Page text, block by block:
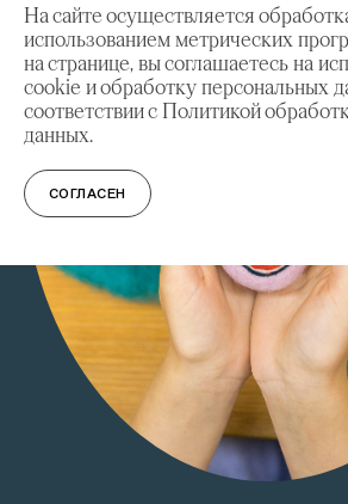
На сайте осуществляется
использованием метрических
на странице, вы соглашаетесь на
cookie и обработку персональных
соответствии с Политикой
данных.
СОГЛАСЕН